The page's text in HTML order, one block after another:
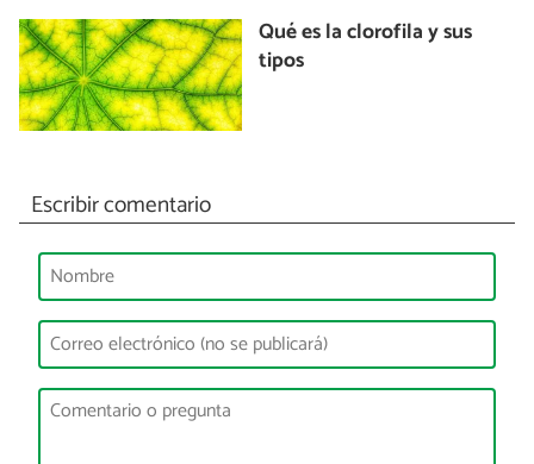
Qué es la clorofila y sus
tipos
Escribir comentario